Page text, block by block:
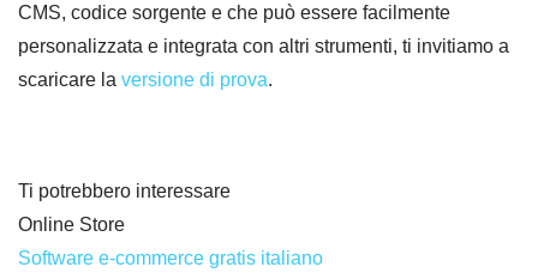
CMS, codice sorgente e che può essere facilmente
personalizzata e integrata con altri strumenti, ti invitiamo a
scaricare la versione di prova.
Ti potrebbero interessare
Online Store
Software e-commerce gratis italiano